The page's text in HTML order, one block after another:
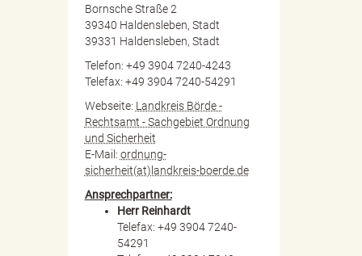
Bornsche Straße 2
39340 Haldensleben, Stadt
39331 Haldensleben, Stadt
Telefon: +49 3904 7240-4243
Telefax: +49 3904 7240-54291
Webseite: Landkreis Börde -
Rechtsamt - Sachgebiet Ordnung
und Sicherheit
E-Mail: ordnung-
sicherheit(at)landkreis-boerde.de
Ansprechpartner:
Herr Reinhardt
Telefax: +49 3904 7240-
54291